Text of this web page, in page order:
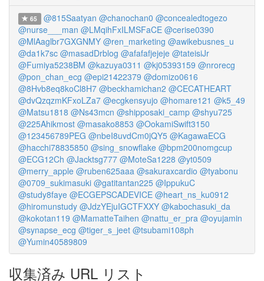
65 @815Saatyan @chanochan0 @concealedtogezo
@nurse___man @LMqihFxILMSFaCE @cerise0390
@MlAaglbr7GXGNMY @ren_marketing @awikebusnes_u
@da1k7sc @masadDrblog @afafafjejeje @tateisiJr
@Fumiya5238BM @kazuya0311 @kj05393159 @nrorecg
@pon_chan_ecg @epi21422379 @domizo0616
@8Hvb8eq8koCl8H7 @beckhamichan2 @CECATHEART
@dvQzqzmKFxoLZa7 @ecgkensyujo @homare121 @k5_49
@Matsu1818 @Ns43mcn @shipposaki_camp @shyu725
@225Ahikmost @masako8853 @OokamiSwift3150
@123456789PEG @nbeI8uvdCm0jQY5 @KagawaECG
@hacchi78835850 @sing_snowflake @bpm200nomgcup
@ECG12Ch @Jacktsg777 @MoteSa1228 @yt0509
@merry_apple @ruben625aaa @sakuraxcardio @tyabonu
@0709_sukimasuki @gatitantan225 @IppukuC
@study8faye @ECGEPSCADEVICE @heart_ns_ku0912
@hiromunstudy @JdzYEjuIGCTFXXY @kabochasuki_da
@kokotan119 @MamatteTaihen @nattu_er_pra @oyujamin
@synapse_ecg @tiger_s_jeet @tsubami108ph
@Yumin40589809
収集済み URL リスト